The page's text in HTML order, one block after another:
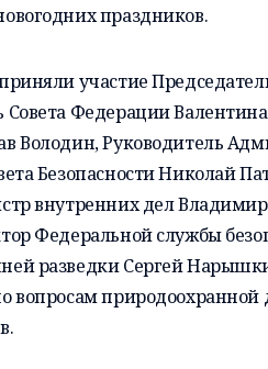
праздников.
участие
Совета Федерации
Володин, Руководитель
БезопасностиНиколай
внутренних делВладимир
Федеральной службы
разведкиСергей
вопросам природоохранной
.